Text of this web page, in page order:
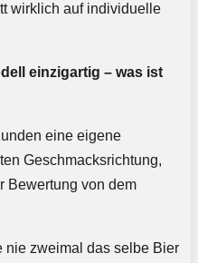
wirklich auf individuelle
einzigartig – was ist
eine eigene
Geschmacksrichtung,
Bewertung von dem
nie zweimal das selbe Bier